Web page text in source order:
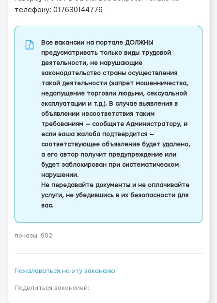
телефону: 017630144776
Все вакансии на портале ДОЛЖНЫ
предусматривать только виды трудовой
деятельности, не нарушающие
законодательство страны осуществления
такой деятельности (запрет мошенничества,
недопущение торговли людьми, сексуальной
эксплуатации и т.д.). В случае выявления в
объявлении несоответствия таким
требованиям — сообщите Администратору, и
если ваша жалоба подтвердится —
соответствующее объявление будет удалено,
а его автор получит предупреждение или
будет заблокирован при систематическом
нарушении.
Не передавайте документы и не оплачивайте
услуги, не убедившись в их безопасности для
вас.
показы: 902
Пожаловаться на эту вакансию
Поделиться вакансией: